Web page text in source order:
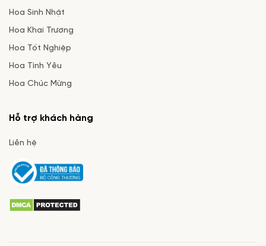
Hoa Sinh Nhật
Hoa Khai Trương
Hoa Tốt Nghiệp
Hoa Tình Yêu
Hoa Chúc Mừng
Hỗ trợ khách hàng
Liên hệ